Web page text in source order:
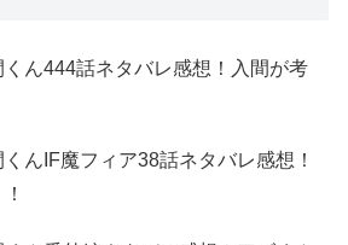
ん444話ネタバレ感想！入間が考
んIF魔フィア38話ネタバレ感想！